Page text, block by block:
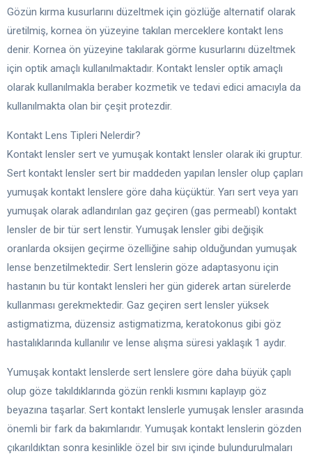
Gözün kırma kusurlarını düzeltmek için gözlüğe alternatif olarak
üretilmiş, kornea ön yüzeyine takılan merceklere kontakt lens
denir. Kornea ön yüzeyine takılarak görme kusurlarını düzeltmek
için optik amaçlı kullanılmaktadır. Kontakt lensler optik amaçlı
olarak kullanılmakla beraber kozmetik ve tedavi edici amacıyla da
kullanılmakta olan bir çeşit protezdir.
Kontakt Lens Tipleri Nelerdir?
Kontakt lensler sert ve yumuşak kontakt lensler olarak iki gruptur.
Sert kontakt lensler sert bir maddeden yapılan lensler olup çapları
yumuşak kontakt lenslere göre daha küçüktür. Yarı sert veya yarı
yumuşak olarak adlandırılan gaz geçiren (gas permeabl) kontakt
lensler de bir tür sert lenstir. Yumuşak lensler gibi değişik
oranlarda oksijen geçirme özelliğine sahip olduğundan yumuşak
lense benzetilmektedir. Sert lenslerin göze adaptasyonu için
hastanın bu tür kontakt lensleri her gün giderek artan sürelerde
kullanması gerekmektedir. Gaz geçiren sert lensler yüksek
astigmatizma, düzensiz astigmatizma, keratokonus gibi göz
hastalıklarında kullanılır ve lense alışma süresi yaklaşık 1 aydır.
Yumuşak kontakt lenslerde sert lenslere göre daha büyük çaplı
olup göze takıldıklarında gözün renkli kısmını kaplayıp göz
beyazına taşarlar. Sert kontakt lenslerle yumuşak lensler arasında
önemli bir fark da bakımlarıdır. Yumuşak kontakt lenslerin gözden
çıkarıldıktan sonra kesinlikle özel bir sıvı içinde bulundurulmaları